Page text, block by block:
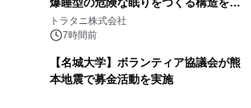
説
トラタニ株式会社
7時間前
【名城大学】ボランティア協議会が熊
本地震で募金活動を実施